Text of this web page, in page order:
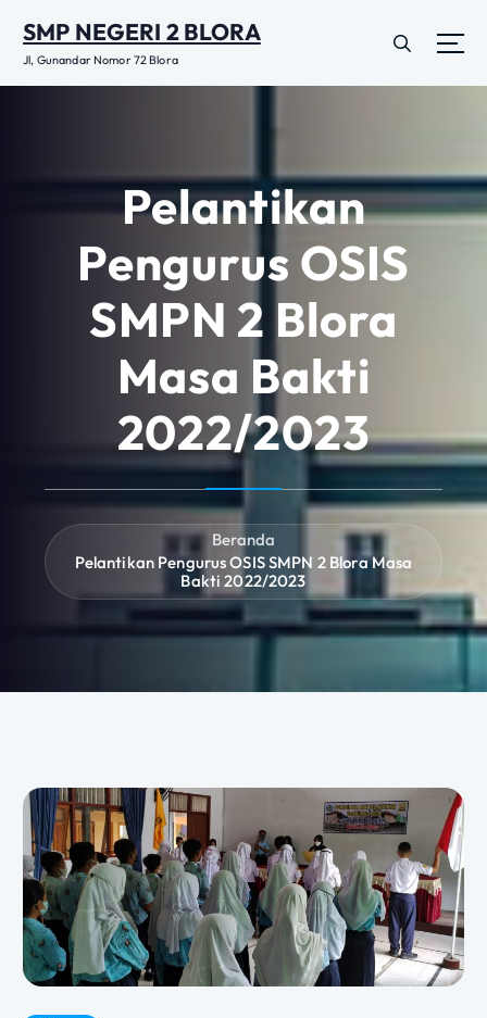
a
SMP NEGERI 2 BLORA
Jl, Gunandar Nomor 72 Blora
Pelantikan
Pengurus OSIS
SMPN 2 Blora
Masa Bakti
2022/2023
Beranda
Pelantikan Pengurus OSIS SMPN 2 Blora Masa
Bakti 2022/2023